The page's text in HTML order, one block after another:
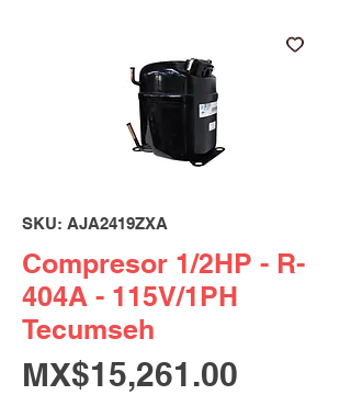
SKU: AJA2419ZXA
Compresor 1/2HP - R-
404A - 115V/1PH
Tecumseh
MX$15,261.00